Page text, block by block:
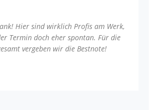
Hier sind wirklich Profis am Werk,
Termin doch eher spontan. Für die
vergeben wir die Bestnote!